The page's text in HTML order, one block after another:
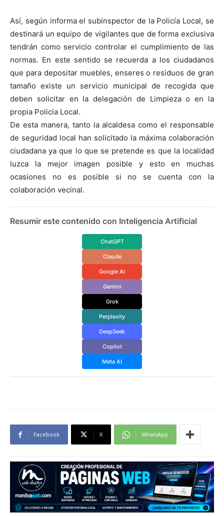
Así, según informa el subinspector de la Policía Local, se
destinará un equipo de vigilantes que de forma exclusiva
tendrán como servicio controlar el cumplimiento de las
normas. En este sentido se recuerda a los ciudadanos
que para depositar muebles, enseres o residuos de gran
tamaño existe un servicio municipal de recogida que
deben solicitar en la delegación de Limpieza o en la
propia Policía Local.
De esta manera, tanto la alcaldesa como el responsable
de seguridad local han solicitado la máxima colaboración
ciudadana ya que lo que se pretende es que la localidad
luzca la mejor imagen posible y esto en muchas
ocasiones no es posible si no se cuenta con la
colaboración vecinal.
Resumir este contenido con Inteligencia Artificial
ChatGPT
Claude
Google AI
Gemini
Grok
Perplexity
DeepSeek
Copilot
Meta AI
Facebook X WhatsApp